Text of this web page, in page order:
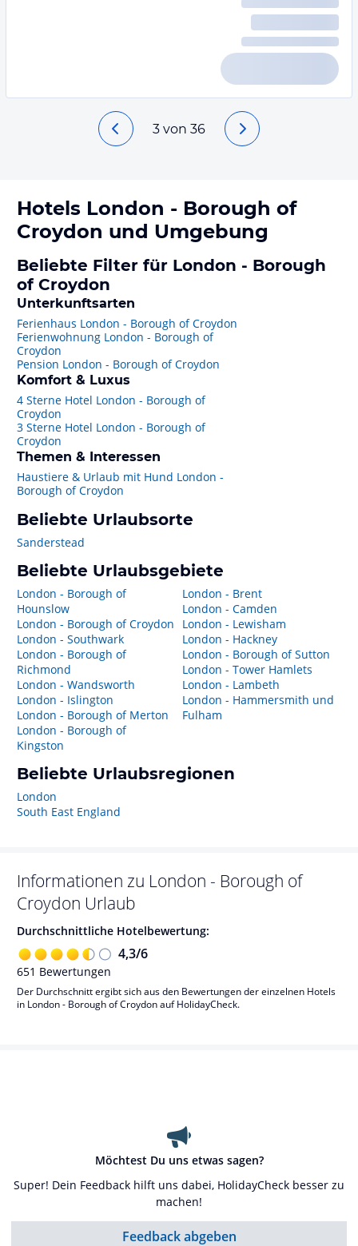
3 von 36
Hotels London - Borough of
Croydon und Umgebung
Beliebte Filter für London - Borough
of Croydon
Unterkunftsarten
Ferienhaus London - Borough of Croydon
Ferienwohnung London - Borough of
Croydon
Pension London - Borough of Croydon
Komfort & Luxus
4 Sterne Hotel London - Borough of
Croydon
3 Sterne Hotel London - Borough of
Croydon
Themen & Interessen
Haustiere & Urlaub mit Hund London -
Borough of Croydon
Beliebte Urlaubsorte
Sanderstead
Beliebte Urlaubsgebiete
London - Borough of
Hounslow
London - Borough of Croydon
London - Southwark
London - Borough of
Richmond
London - Wandsworth
London - Islington
London - Borough of Merton
London - Borough of
Kingston
London - Brent
London - Camden
London - Lewisham
London - Hackney
London - Borough of Sutton
London - Tower Hamlets
London - Lambeth
London - Hammersmith und
Fulham
Beliebte Urlaubsregionen
London
South East England
Informationen zu London - Borough of
Croydon Urlaub
Durchschnittliche Hotelbewertung:
4,3/6
651 Bewertungen
Der Durchschnitt ergibt sich aus den Bewertungen der einzelnen Hotels
in London - Borough of Croydon auf HolidayCheck.
Möchtest Du uns etwas sagen?
Super! Dein Feedback hilft uns dabei, HolidayCheck besser zu
machen!
Feedback abgeben